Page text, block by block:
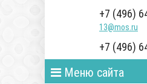
+7 (496)
13@mos.ru
+7 (496)
Меню сайта